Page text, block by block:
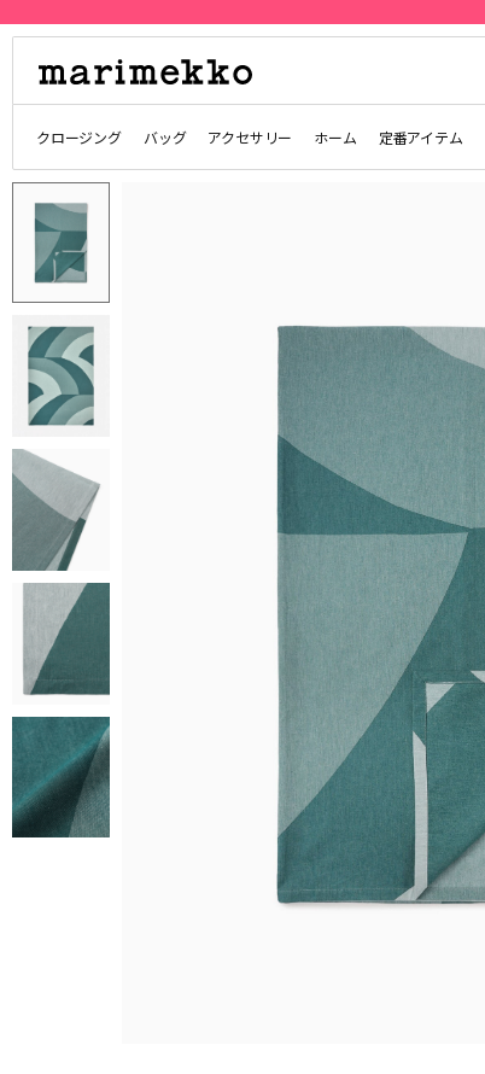
クロージング バッグ アクセサリー ホーム 定番アイテム